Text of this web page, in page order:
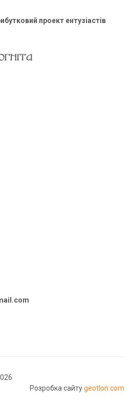
проект ентузіастів
Розробка сайтуgeotlon.com